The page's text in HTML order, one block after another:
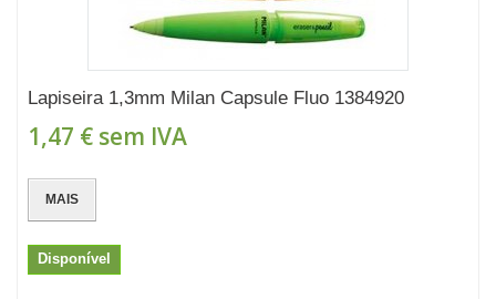
Lapiseira 1,3mm Milan Capsule Fluo 1384920
1,47 € sem IVA
MAIS
Disponível